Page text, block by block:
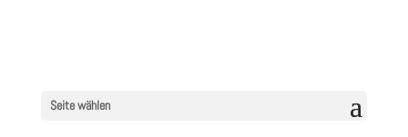
Seite wählen